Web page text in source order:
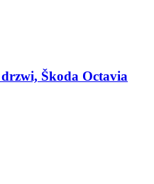
Škoda Octavia